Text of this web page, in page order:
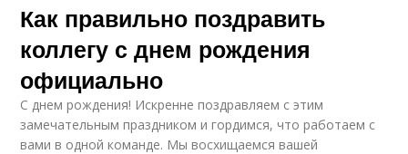
Как правильно поздравить
коллегу с днем рождения
официально
С днем рождения! Искренне поздравляем с этим
замечательным праздником и гордимся, что работаем с
вами в одной команде. Мы восхищаемся вашей